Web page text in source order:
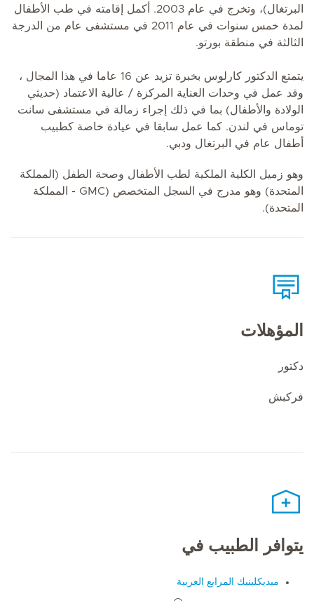
البرتغال)، وتخرج في عام 2003. أكمل إقامته في طب الأطفال
لمدة خمس سنوات في عام 2011 في مستشفى عام من الدرجة
الثالثة في منطقة بورتو.
يتمتع الدكتور كارلوس بخبرة تزيد عن 16 عاما في هذا المجال ،
وقد عمل في وحدات العناية المركزة / عالية الاعتماد (حديثي
الولادة والأطفال) بما في ذلك إجراء زمالة في مستشفى سانت
توماس في لندن. كما عمل سابقا في عيادة خاصة كطبيب
أطفال عام في البرتغال ودبي.
وهو زميل الكلية الملكية لطب الأطفال وصحة الطفل (المملكة
المتحدة) وهو مدرج في السجل المتخصص (GMC - المملكة
المتحدة).
المؤهلات
دكتور
فركبش
يتوافر الطبيب في
ميديكلينيك المرابع العربية